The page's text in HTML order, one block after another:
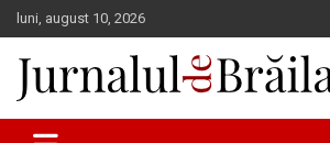
Skip
to
content
luni, august 10, 2026
Jurnalul de Brăila